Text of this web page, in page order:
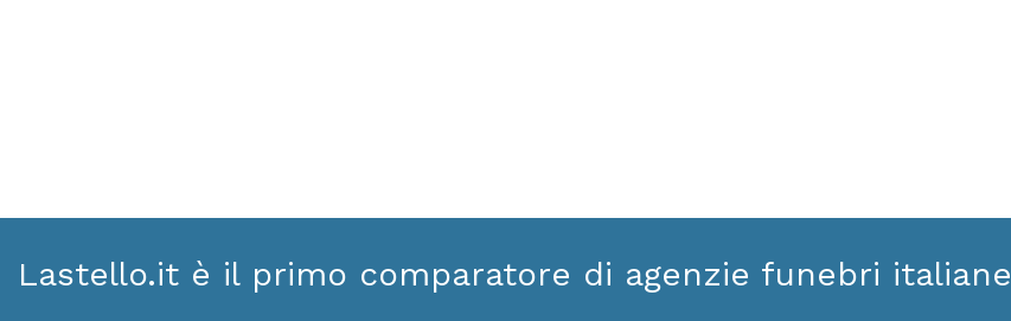
Lastello.it è il primo comparatore di agenzie funebri italiane